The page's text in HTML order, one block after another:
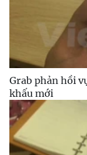
Grab phản hồi
khấu mới